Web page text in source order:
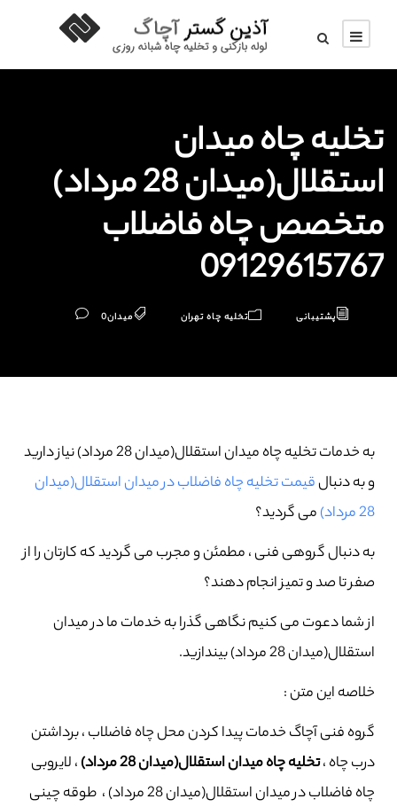
تخلیه چاه میدان
استقلال(میدان 28 مرداد)
متخصص چاه فاضلاب
09129615767
پشتیبانی تخلیه چاه تهران میدان0
به خدمات تخلیه چاه میدان استقلال(میدان 28 مرداد) نیاز دارید
و به دنبالقیمت تخلیه چاه فاضلاب در میدان استقلال(میدان
28 مرداد)
می گردید؟
به دنبال گروهی فنی ، مطمئن و مجرب می گردید که کارتان را از
صفر تا صد و تمیز انجام دهند؟
از شما دعوت می کنیم نگاهی گذرا به خدمات ما در میدان
استقلال(میدان 28 مرداد) بیندازید.
خلاصه این متن :
گروه فنی آچاگ خدمات پیدا کردن محل چاه فاضلاب ، برداشتن
درب چاه ،تخلیه چاه میدان استقلال(میدان 28 مرداد)
، لایروبی
چاه فاضلاب در میدان استقلال(میدان 28 مرداد) ، طوقه چینی